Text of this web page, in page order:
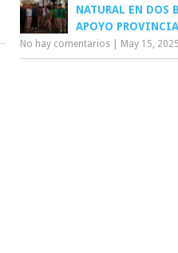
NATURAL EN DOS
APOYO
No hay comentarios May 15, 2025